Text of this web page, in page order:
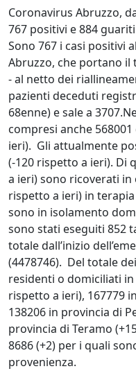
Coronavirus Abruzzo,
767 positivi e 884 guariti
Sono 767 i casi positivi
Abruzzo, che portano il
- al netto dei
pazienti deceduti
68enne) e sale a
compresi anche
ieri). Gli attualmente
(-120 rispetto a ieri). Di
a ieri) sono ricoverati in
rispetto a ieri) in
sono in isolamento
sono stati eseguiti 852
totale dall’inizio
(4478746). Del totale
residenti o domiciliati in
rispetto a ieri), 167779
138206 in provincia di
provincia di Teramo
8686 (+2) per i quali
provenienza.